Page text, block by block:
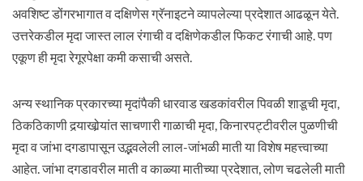
अवशिष्ट डोंगरभागात व दक्षिणेस ग्रॅनाइटने व्यापलेल्या प्रदेशात आढळून येते.
उत्तरेकडील मृदा जास्त लाल रंगाची व दक्षिणेकडील फिकट रंगाची आहे. पण
एकूण ही मृदा रेगूरपेक्षा कमी कसाची असते.
अन्य स्थानिक प्रकारच्या मृदांपैकी धारवाड खडकांवरील पिवळी शाडूची मृदा,
ठिकठिकाणी दर्‍याखोर्‍यांत साचणारी गाळाची मृदा, किनारपट्टीवरील पुळणीची
मृदा व जांभा दगडापासून उद्भवलेली लाल-जांभळी माती या विशेष महत्त्वाच्या
आहेत. जांभा दगडावरील माती व काळ्या मातीच्या प्रदेशात, लोण चढलेली माती